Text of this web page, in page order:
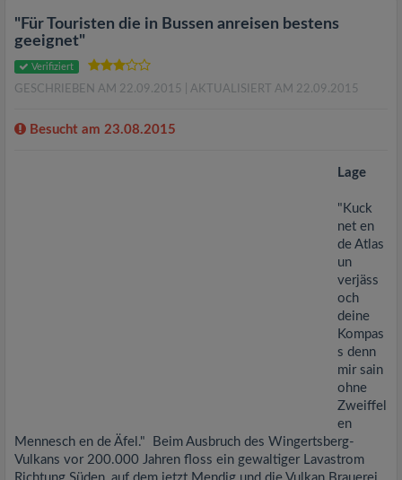
"Für Touristen die in Bussen anreisen bestens
geeignet"
Verifiziert
GESCHRIEBEN AM 22.09.2015 | AKTUALISIERT AM 22.09.2015
Besucht am 23.08.2015
Lage
"Kuck
net en
de Atlas
un
verjäss
och
deine
Kompas
s denn
mir sain
ohne
Zweiffel
en
Mennesch en de Äfel." Beim Ausbruch des Wingertsberg-
Vulkans vor 200.000 Jahren floss ein gewaltiger Lavastrom
t
i